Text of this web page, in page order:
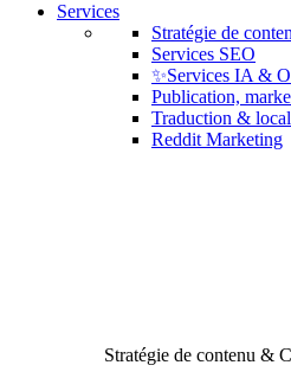
Services
Stratégie de
Services SEO
✨Services IA &
Publication,
Traduction &
Reddit Marketing
Stratégie de contenu &